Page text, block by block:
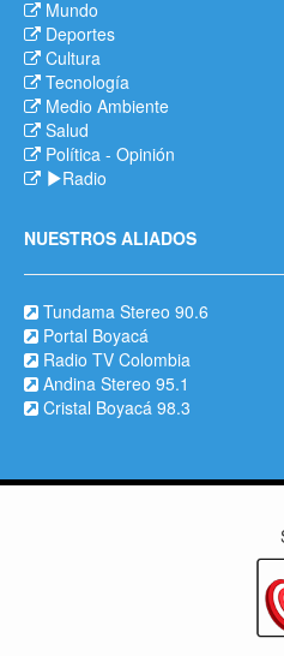
Mundo
Deportes
Cultura
Tecnología
Medio Ambiente
Salud
Política - Opinión
Radio
NUESTROS ALIADOS
Tundama Stereo 90.6
Portal Boyacá
Radio TV Colombia
Andina Stereo 95.1
Cristal Boyacá 98.3